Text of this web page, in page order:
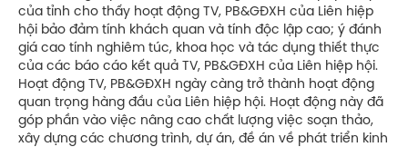
của tỉnh cho thấy hoạt động TV, PB&GĐXH của Liên hiệp
hội bảo đảm tính khách quan và tính độc lập cao; ý đánh
giá cao tính nghiêm túc, khoa học và tác dụng thiết thực
của các báo cáo kết quả TV, PB&GĐXH của Liên hiệp hội.
Hoạt động TV, PB&GĐXH ngày càng trở thành hoạt động
quan trọng hàng đầu của Liên hiệp hội. Hoạt động này đã
góp phần vào việc nâng cao chất lượng việc soạn thảo,
xây dựng các chương trình, dự án, đề án về phát triển kinh